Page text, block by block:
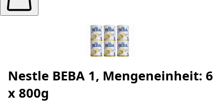
Nestle BEBA 1, Mengeneinheit: 6
x 800g